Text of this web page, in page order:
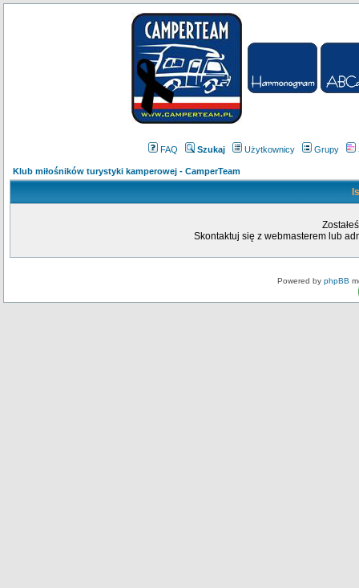
FAQ Szukaj Użytkownicy Grupy
Klub miłośników turystyki kamperowej - CamperTeam
Skontaktuj się z webmasterem lub
Powered by phpBB